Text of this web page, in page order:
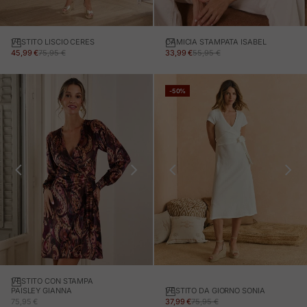
VESTITO LISCIO CERES
PREZZO IN OFFERTA
45,99 €PREZZO NORMALE
75,95 €
CAMICIA STAMPATA ISABEL
PREZZO IN OFFERTA
33,99 €PREZZO NORMALE
55,95 €
VESTITO CON STAMPA
PAISLEY GIANNA
PREZZO IN OFFERTA
75,95 €
-50%
VESTITO DA GIORNO SONIA
PREZZO IN OFFERTA
37,99 €PREZZO NORMALE
75,95 €